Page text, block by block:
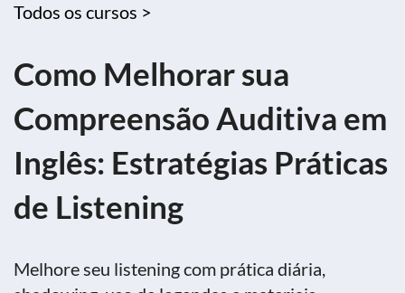
Todos os cursos >
Como Melhorar sua
Compreensão Auditiva em
Inglês: Estratégias Práticas
de Listening
Melhore seu listening com prática diária,